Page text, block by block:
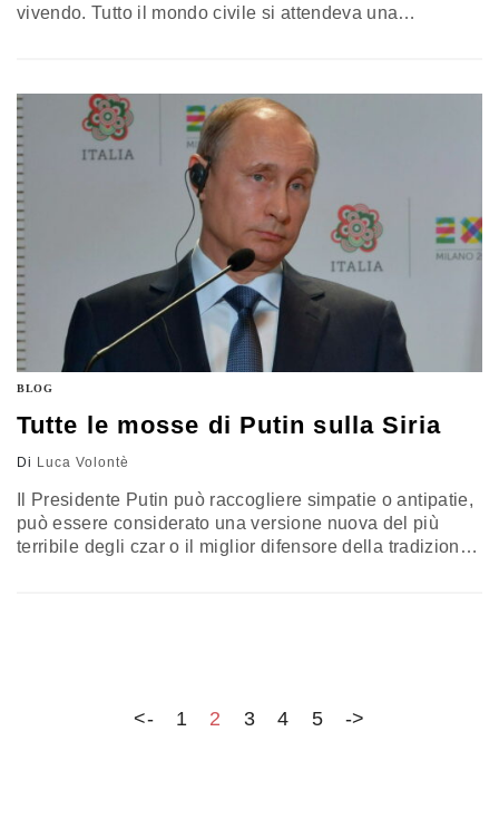
vivendo. Tutto il mondo civile si attendeva una
Stoltemberg si è dedicato a una reprimenda contro la
Russia per la…
BLOG
Tutte le mosse di Putin sulla Siria
Di Luca Volontè
Il Presidente Putin può raccogliere simpatie o antipatie,
può essere considerato una versione nuova del più
terribile degli czar o il miglior difensore della tradizione
<- 1 2 3 4 5 ->